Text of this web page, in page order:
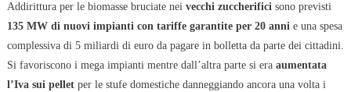
Addirittura per le biomasse bruciate nei vecchi zuccherificisono previsti
135 MW di nuovi impianti con tariffe garantite per 20 anni e una spesa
complessiva di 5 miliardi di euro da pagare in bolletta da parte dei cittadini.
Si favoriscono i mega impianti mentre dall’altra parte si era aumentata
l’Iva sui pellet per le stufe domestiche danneggiando ancora una volta i